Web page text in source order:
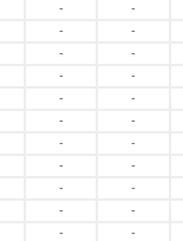
- -
- -
- -
- -
- -
- -
- -
- -
- -
- -
- -